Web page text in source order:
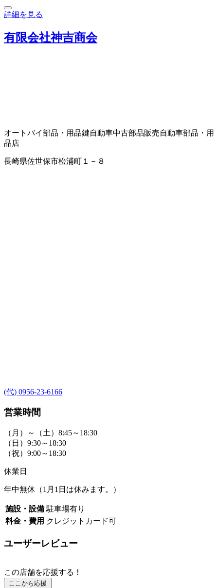
詳細を見る
有限会社神吉商会
オートバイ部品・用品鍵自動車中古部品販売自動車部品・用
品店
長崎県佐世保市松浦町１－８
(代) 0956-23-6166
営業時間
（月）～（土）8:45～18:30
（日）9:30～18:30
（祝）9:00～18:30
休業日
年中無休（1月1日は休みます。）
施設・設備 駐車場有り
料金・費用 クレジットカード可
ユーザーレビュー
この店舗を応援する！
ここから応援